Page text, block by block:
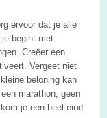
ervoor dat je alle
je begint met
Creëer een
Vergeet niet
beloning kan
marathon, geen
je een heel eind.